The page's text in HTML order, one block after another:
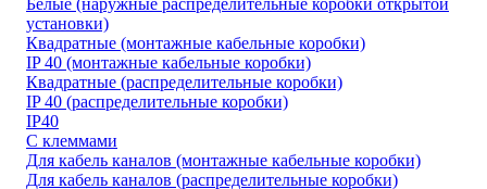
установки)
Квадратные (монтажные кабельные коробки)
IP 40 (монтажные кабельные коробки)
Квадратные (распределительные коробки)
IP 40 (распределительные коробки)
IP40
С клеммами
Для кабель каналов (монтажные кабельные коробки)
Для кабель каналов (распределительные коробки)